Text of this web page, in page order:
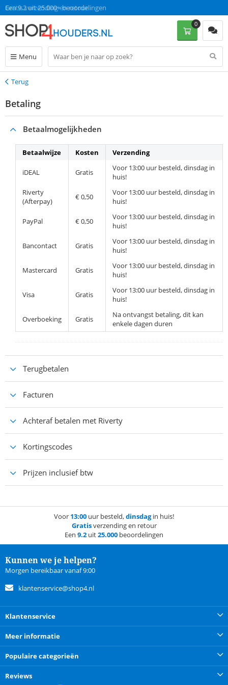
Gratis verzending en retour
Een 9.2 uit 25.000+ beoordelingen
Menu
0
Terug
Terug
Betaling
Betaalmogelijkheden
Betaalwijze Kosten Verzending
iDEAL Gratis
Voor 13:00 uur besteld, dinsdag in
huis!
Riverty
(Afterpay)
€ 0,50
Voor 13:00 uur besteld, dinsdag in
huis!
PayPal € 0,50
Voor 13:00 uur besteld, dinsdag in
huis!
Bancontact Gratis
Voor 13:00 uur besteld, dinsdag in
huis!
Mastercard Gratis
Voor 13:00 uur besteld, dinsdag in
huis!
Visa Gratis
Voor 13:00 uur besteld, dinsdag in
huis!
Overboeking Gratis
Na ontvangst betaling, dit kan
enkele dagen duren
Terugbetalen
Facturen
Achteraf betalen met Riverty
Kortingscodes
Prijzen inclusief btw
Voor 13:00 uur besteld,dinsdagin huis!
Gratisverzending en retour
Een 9.2 uit25.000 beoordelingen
Kunnen we je helpen?
Morgen bereikbaar vanaf 9:00
klantenservice@shop4.nl
Klantenservice
Meer informatie
Populaire categorieën
Reviews